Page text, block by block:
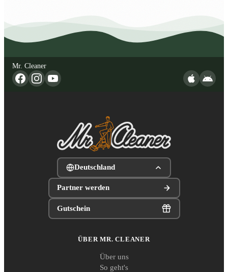
Mr. Cleaner
Deutschland
Partner werden
Gutschein
ÜBER MR. CLEANER
Über uns
So geht's